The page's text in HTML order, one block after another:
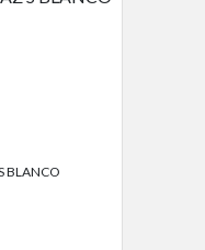
BLANCO